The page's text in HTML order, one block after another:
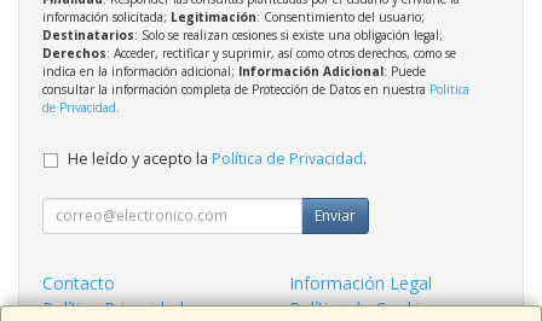
información solicitada; Legitimación: Consentimiento del usuario;
Destinatarios: Solo se realizan cesiones si existe una obligación legal;
Derechos: Acceder, rectificar y suprimir, así como otros derechos, como se
indica en la información adicional; Información Adicional: Puede
consultar la información completa de Protección de Datos en nuestra Política
de Privacidad.
He leído y acepto la Política de Privacidad.
Enviar
Contacto
Información Legal
Política Privacidad
Política de Cookies